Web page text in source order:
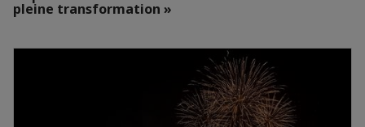
pleine transformation »